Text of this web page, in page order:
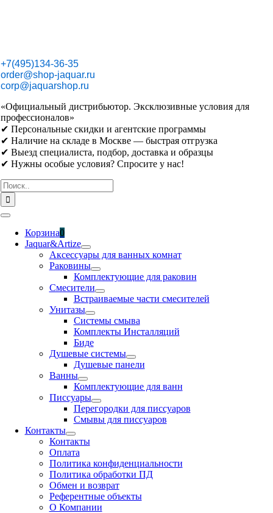
+7(495)134-36-35
order@shop-jaquar.ru
corp@jaquarshop.ru
«Официальный дистрибьютор. Эксклюзивные условия для
профессионалов»
✔ Персональные скидки и агентские программы
✔ Наличие на складе в Москве — быстрая отгрузка
✔ Выезд специалиста, подбор, доставка и образцы
✔ Нужны особые условия? Спросите у нас!
Результат
поиска:
Toggle
NavigationКорзина0
Jaquar&Artize
Аксессуары для ванных комнат
Раковины
Комплектующие для раковин
Смесители
Встраиваемые части смесителей
Унитазы
Системы смыва
Комплекты Инсталляций
Биде
Душевые системы
Душевые панели
Ванны
Комплектующие для ванн
Писсуары
Перегородки для писсуаров
Смывы для писсуаров
Контакты
Контакты
Оплата
Политика конфиденциальности
Политика обработки ПД
Обмен и возврат
Референтные объекты
О Компании